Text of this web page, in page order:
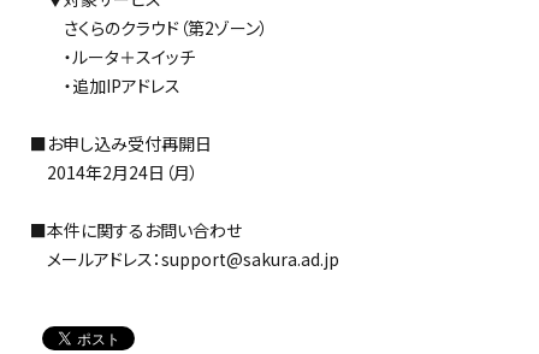
さくらのクラウド（第2ゾーン）
・ルータ＋スイッチ
・追加IPアドレス
■お申し込み受付再開日
2014年2月24日（月）
■本件に関するお問い合わせ
メールアドレス：support@sakura.ad.jp